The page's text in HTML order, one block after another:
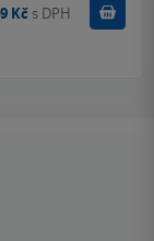
Kč s DPH Koupit